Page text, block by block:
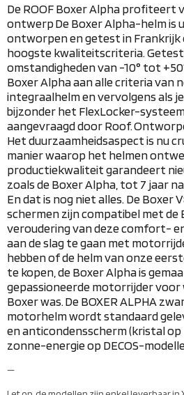
De ROOF Boxer Alpha profiteert
ontwerpDe Boxer Alpha-helm is
ontworpen en getest in Frankrijk
hoogste kwaliteitscriteria.
omstandigheden van -10° tot
Boxer Alpha aan alle criteria van
integraalhelm en vervolgens als
bijzonder het FlexLocker-
aangevraagd door Roof.
Het duurzaamheidsaspect is nu
manier waarop het helmen
productiekwaliteit garandeert
zoals de Boxer Alpha, tot 7 jaar
En dat is nog niet alles. De Boxer
schermen zijn compatibel met de
veroudering van deze comfort-
aan de slag te gaan met
hebben of de helm van onze
te kopen, de Boxer Alpha is
gepassioneerde motorrijder voor
Boxer was.De BOXER ALPHA
motorhelm wordt standaard
en anticondensscherm (kristal op
zonne-energie op DECOS-
—